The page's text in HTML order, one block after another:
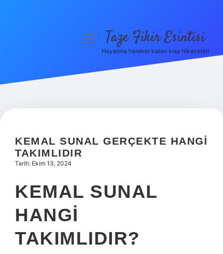
Hakkımızda
menüyüTaze Fikir Esintisi
Hayatına hareket katan kısa hikayeler!
KEMAL SUNAL GERÇEKTE HANGI
TAKIMLIDIR
Tarih: Ekim 13, 2024
KEMAL SUNAL
HANGI
TAKIMLIDIR?